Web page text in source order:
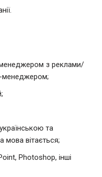
з реклами/
менеджером;
та
мова вітається;
Photoshop, інші